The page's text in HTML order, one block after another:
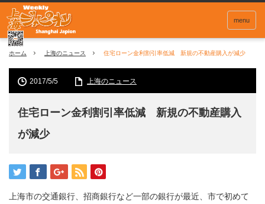
menu
ホーム 上海のニュース 住宅ローン金利割引率低減 新規の不動産購入が減少
2017/5/5 上海のニュース
住宅ローン金利割引率低減 新規の不動産購入
が減少
上海市の交通銀行、招商銀行など一部の銀行が最近、市で初めて